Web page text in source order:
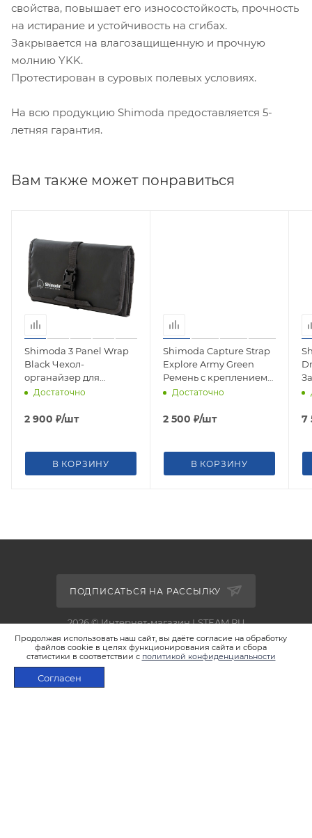
Продолжая использовать наш сайт, вы даёте согласие на обработку
файлов cookie в целях функционирования сайта и сбора
статистики в соответствии с политикой конфиденциальности
Согласен
свойства, повышает его износостойкость, прочность
на истирание и устойчивость на сгибах.
Закрывается на влагозащищенную и прочную
молнию YKK.
Протестирован в суровых полевых условиях.
На всю продукцию Shimoda предоставляется 5-
летняя гарантия.
Вам также может понравиться
Shimoda 3 Panel Wrap
Black Чехол-
органайзер для
фильтров и
Достаточно
2 900 ₽/шт
В КОРЗИНУ
Shimoda Capture Strap
Explore Army Green
Ремень с креплением
для быстросъемной
Достаточно
2 500 ₽/шт
В КОРЗИНУ
7
ПОДПИСАТЬСЯ НА РАССЫЛКУ
2026 © Интернет-магазин LSTEAM.RU